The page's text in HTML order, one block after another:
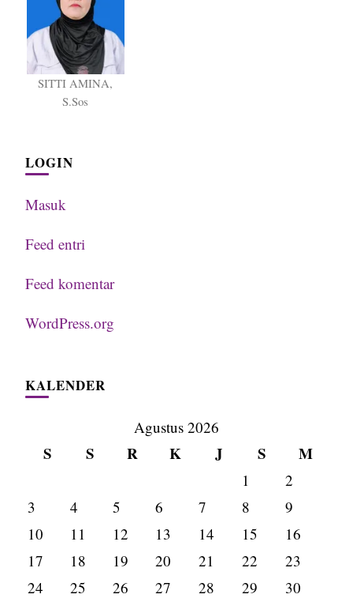
SITTI AMINA,
S.Sos
LOGIN
Masuk
Feed entri
Feed komentar
WordPress.org
KALENDER
Agustus 2026
S S R K J S M
1
2
3
4 5 6 7 8
9
10
11 12 13 14 15
16
17
18 19 20 21 22
23
24
25 26 27 28 29
30